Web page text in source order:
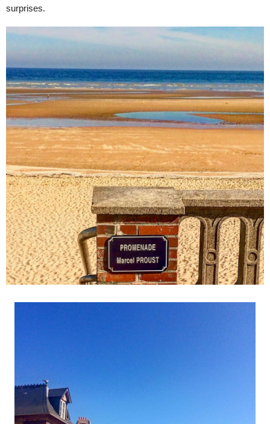
surprises.